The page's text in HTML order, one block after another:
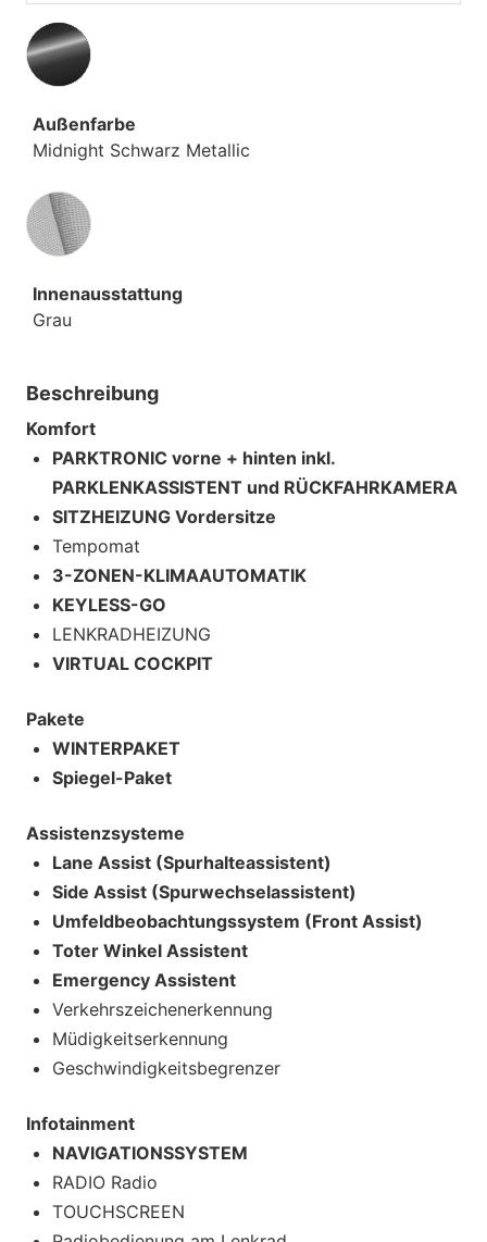
Außenfarbe
Midnight Schwarz Metallic
Innenausstattung
Innenausstattung
Grau
Beschreibung
Komfort
PARKTRONIC vorne + hinten inkl.
PARKLENKASSISTENT und RÜCKFAHRKAMERA
SITZHEIZUNG Vordersitze
Tempomat
3-ZONEN-KLIMAAUTOMATIK
KEYLESS-GO
LENKRADHEIZUNG
VIRTUAL COCKPIT
Pakete
WINTERPAKET
Spiegel-Paket
Assistenzsysteme
Lane Assist (Spurhalteassistent)
Side Assist (Spurwechselassistent)
Umfeldbeobachtungssystem (Front Assist)
Toter Winkel Assistent
Emergency Assistent
Verkehrszeichenerkennung
Müdigkeitserkennung
Geschwindigkeitsbegrenzer
Infotainment
NAVIGATIONSSYSTEM
RADIO Radio
TOUCHSCREEN